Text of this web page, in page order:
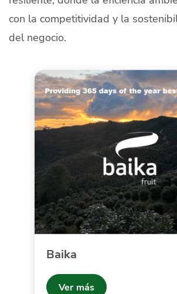
con la competitividad y la
del negocio.
Baika
Ver más